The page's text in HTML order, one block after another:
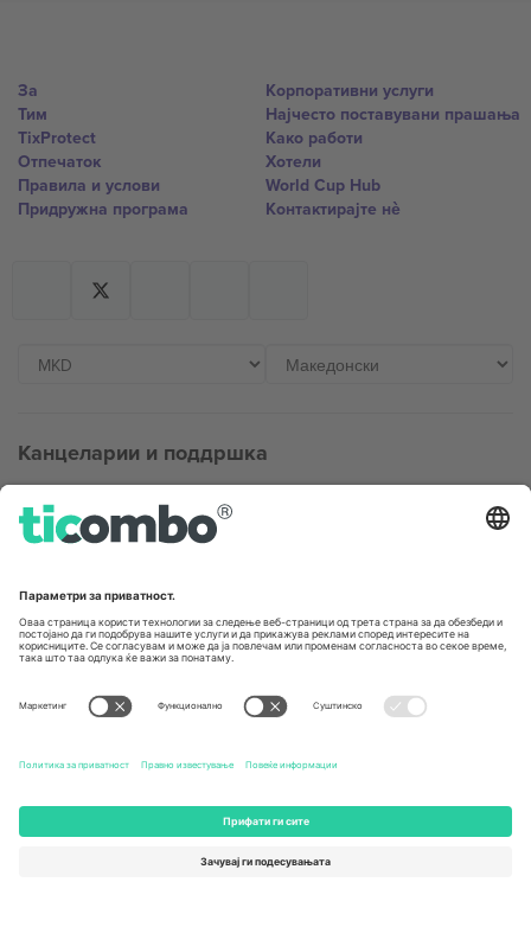
За
Тим
TixProtect
Отпечаток
Правила и услови
Придружна програма
Корпоративни услуги
Најчесто поставувани прашања
Како работи
Хотели
World Cup Hub
Контактирајте нѐ
Канцеларии и поддршка
Germany
Unter den Linden 24, 10117
167 City Road, London, Greater
United States
131 Continental Dr, Suite 305,
Newark, Delaware 19713, United
States
Switzerland
Engelberg, Switzerland
Bulgaria
Regus Sofia City West, bul
United Arab Emirates
UAE Dubai Silicon Oasis, DDP
Building A1, Office 302, Dubai,